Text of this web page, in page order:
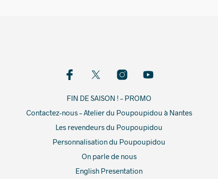
FIN DE SAISON ! – PROMO
Contactez-nous – Atelier du Poupoupidou à Nantes
Les revendeurs du Poupoupidou
Personnalisation du Poupoupidou
On parle de nous
English Presentation